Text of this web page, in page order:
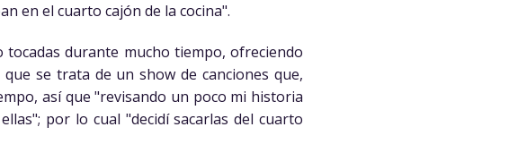
en el cuarto cajón de la cocina".
tocadas durante mucho tiempo, ofreciendo
se trata de un show de canciones que,
así que "revisando un poco mi historia
por lo cual "decidí sacarlas del cuarto